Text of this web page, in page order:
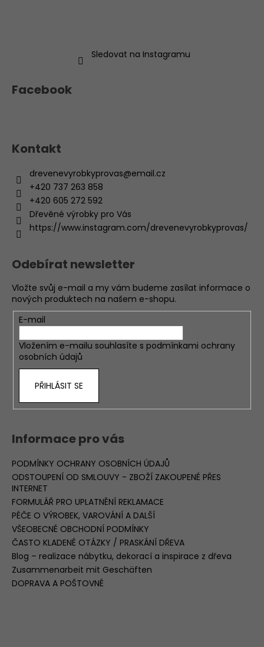
Sledovat na Instagramu
Facebook
Kontakt
drevenevyrobkyprovas@email.cz
+420 737 263 858
+420 605 272 592
Dřevěné výrobky pro Vás
https://www.instagram.com/drevenevyrobkyprovas/
Odebírat newsletter
Vložte svůj e-mail a my vám budeme zasílat informace o
nových produktech na našem e-shopu.
E-mail
Vložením e-mailu souhlasíte s podmínkami ochrany
osobních údajů
PŘIHLÁSIT SE
Informace pro vás
PODMÍNKY OCHRANY OSOBNÍCH ÚDAJŮ
ODSTOUPENÍ OD SMLOUVY - ZBOŽÍ ZAKOUPENÉ PŘES
INTERNET
FORMULÁŘ PRO UPLATNĚNÍ REKLAMACE
PÉČE O VÝROBEK, VAROVÁNÍ A DALŠÍ
VŠEOBECNÉ OBCHODNÍ PODMÍNKY
ČASTO KLADENÉ OTÁZKY / PRASKÁNÍ DŘEVA
Blog – realizace nábytku, dekorací a inspirace z dřeva
Zusammenarbeit mit Geschäften
DOPRAVA A POŠTOVNÉ